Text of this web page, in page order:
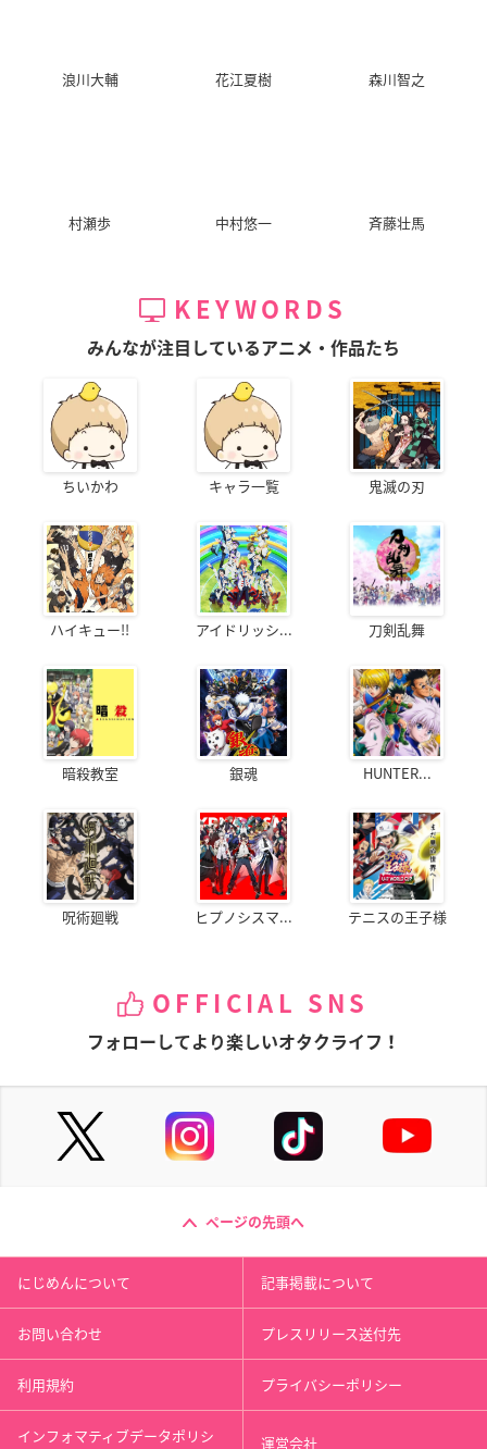
浪川大輔 花江夏樹 森川智之
村瀬歩 中村悠一 斉藤壮馬
KEYWORDS
みんなが注目しているアニメ・作品たち
ちいかわ キャラ一覧 鬼滅の刃
ハイキュー!! アイドリッシ... 刀剣乱舞
暗殺教室 銀魂 HUNTER...
呪術廻戦 ヒプノシスマ... テニスの王子様
OFFICIAL SNS
フォローしてより楽しいオタクライフ！
ページの先頭へ
にじめんについて 記事掲載について
お問い合わせ プレスリリース送付先
利用規約 プライバシーポリシー
インフォマティブデータポリシ 運営会社